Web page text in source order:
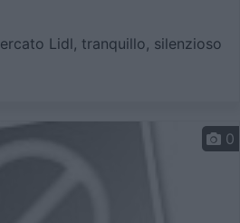
Lidl, tranquillo, silenzioso
0